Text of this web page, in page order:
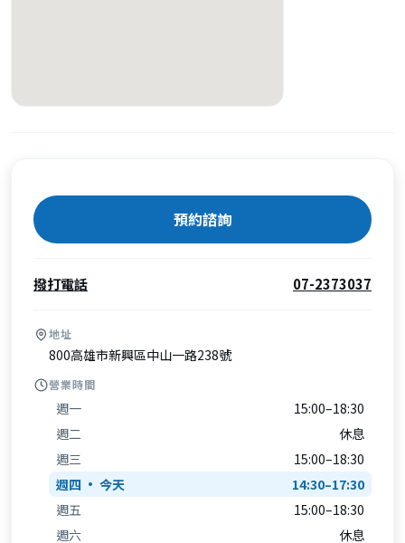
預約諮詢
撥打電話 07-2373037
地址
800高雄市新興區中山一路238號
營業時間
週一
15:00–18:30
週二
休息
週三
15:00–18:30
週四
14:30–17:30
週五
15:00–18:30
週六
休息